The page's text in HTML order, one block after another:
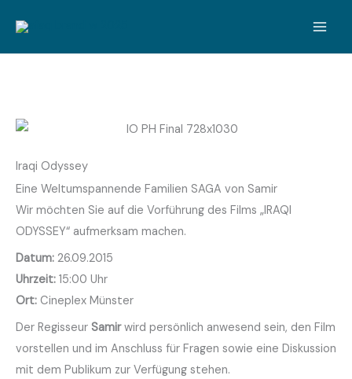
Inhalt
springen
Iraqi Odyssey
Eine Weltumspannende Familien SAGA von Samir
Wir möchten Sie auf die Vorführung des Films „IRAQI
ODYSSEY“ aufmerksam machen.
Datum: 26.09.2015
Uhrzeit: 15:00 Uhr
Ort: Cineplex Münster
Der Regisseur Samirwird persönlich anwesend sein, den Film
vorstellen und im Anschluss für Fragen sowie eine Diskussion
mit dem Publikum zur Verfügung stehen.